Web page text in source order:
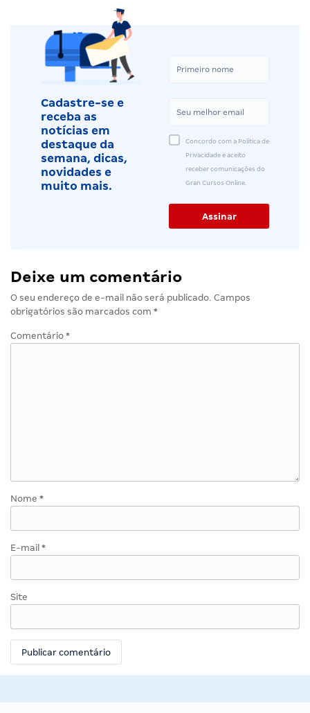
Cadastre-se e
receba as
notícias em
destaque da
semana, dicas,
novidades e
muito mais.
Concordo com a Política de
Privacidade e aceito
receber comunicações do
Gran Cursos Online.
Deixe um comentário
O seu endereço de e-mail não será publicado. Campos
obrigatórios são marcados com *
Comentário *
Nome *
E-mail *
Site